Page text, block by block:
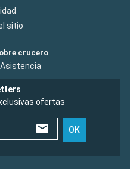
sitio
crucero
ofertas
OK